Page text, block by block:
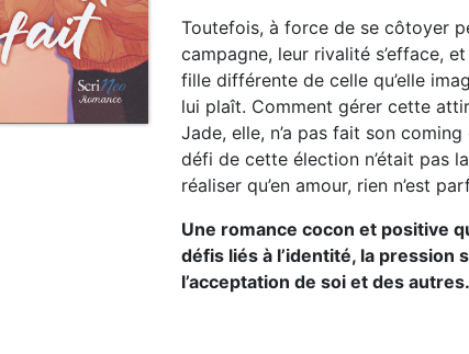
Toutefois, à force de se côtoyer
campagne, leur rivalité s’efface,
fille différente de celle qu’elle
lui plaît. Comment gérer cette
Jade, elle, n’a pas fait son
défi de cette élection n’était pas
réaliser qu’en amour, rien n’est
Une romance cocon et positive
défis liés à l’identité, la pression
l’acceptation de soi et des autres.